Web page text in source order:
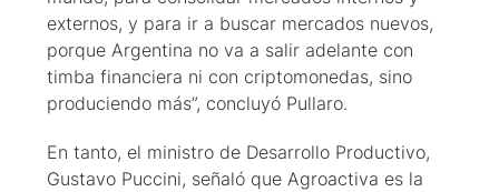
externos, y para ir a buscar mercados nuevos,
porque Argentina no va a salir adelante con
timba financiera ni con criptomonedas, sino
produciendo más”, concluyó Pullaro.
En tanto, el ministro de Desarrollo Productivo,
Gustavo Puccini, señaló que Agroactiva es la